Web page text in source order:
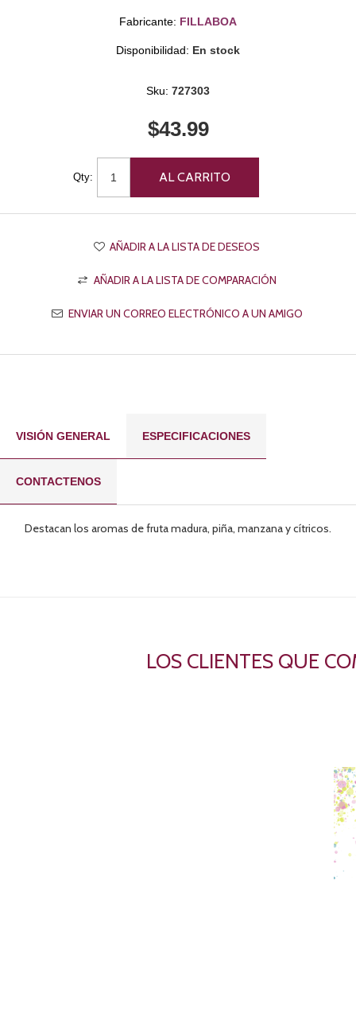
Fabricante: FILLABOA
Disponibilidad: En stock
Sku: 727303
$43.99
Qty:
VISIÓN GENERAL ESPECIFICACIONES
CONTACTENOS
Destacan los aromas de fruta madura, piña, manzana y cítricos.
LOS CLIENTES QUE